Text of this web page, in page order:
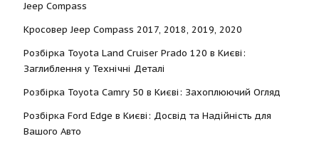
Jeep Compass
Кросовер Jeep Compass 2017, 2018, 2019, 2020
Розбірка Toyota Land Cruiser Prado 120 в Києві:
Заглиблення у Технічні Деталі
Розбірка Toyota Camry 50 в Києві: Захоплюючий Огляд
Розбірка Ford Edge в Києві: Досвід та Надійність для
Вашого Авто